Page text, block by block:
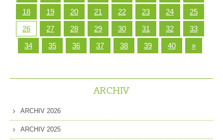
18
19 20 21 22 23 24
25
26
27 28 29 30 31 32
33
34
35 36 37 38 39 40 »
ARCHIV
ARCHIV 2026
ARCHIV 2025